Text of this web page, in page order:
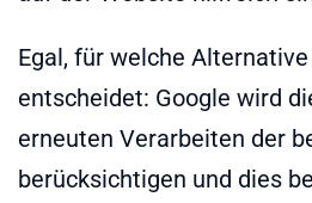
Egal, für welche
entscheidet: Google wird
erneuten Verarbeiten der
berücksichtigen und dies